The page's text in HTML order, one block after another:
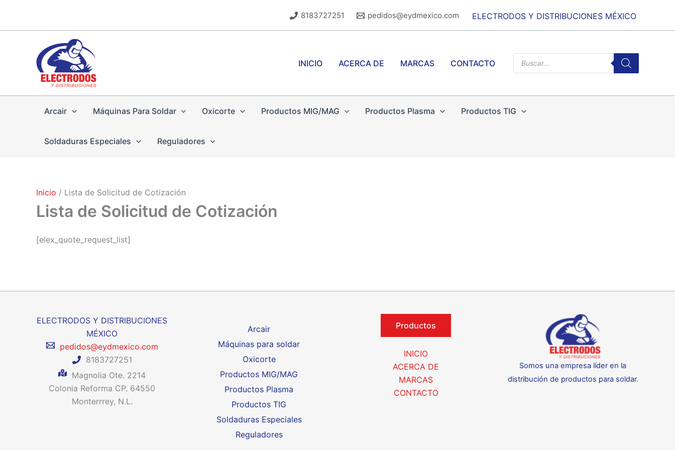
contenido
8183727251 pedidos@eydmexico.com ELECTRODOS Y DISTRIBUCIONES MÉXICO
INICIO ACERCA DE MARCAS CONTACTO
Products
search
Arcair Máquinas Para Soldar Oxicorte Productos MIG/MAG Productos Plasma Productos TIG
Soldaduras Especiales Reguladores
Inicio Lista de Solicitud de Cotización
Lista de Solicitud de Cotización
[elex_quote_request_list]
ELECTRODOS Y DISTRIBUCIONES
MÉXICO
pedidos@eydmexico.com
8183727251
Magnolia Ote. 2214
Colonia Reforma CP. 64550
Monterrrey, N.L.
Arcair
Máquinas para soldar
Oxicorte
Productos MIG/MAG
Productos Plasma
Productos TIG
Soldaduras Especiales
Reguladores
Productos
INICIO
ACERCA DE
MARCAS
CONTACTO
Somos una empresa líder en la
distribución de productos para soldar.